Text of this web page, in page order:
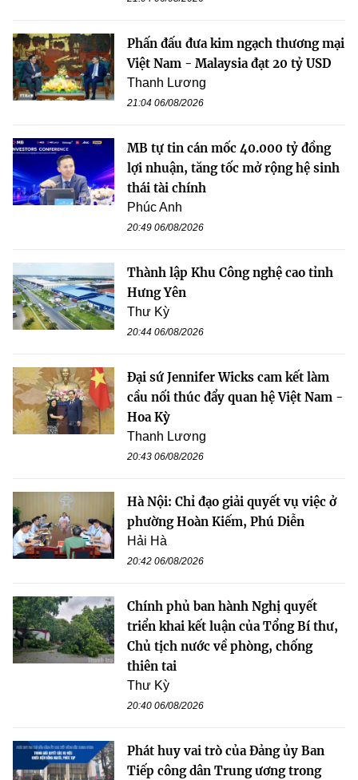
Phấn đấu đưa kim ngạch thương mại
Việt Nam - Malaysia đạt 20 tỷ USD
Thanh Lương
21:04 06/08/2026
MB tự tin cán mốc 40.000 tỷ đồng
lợi nhuận, tăng tốc mở rộng hệ sinh
thái tài chính
Phúc Anh
20:49 06/08/2026
Thành lập Khu Công nghệ cao tỉnh
Hưng Yên
Thư Kỳ
20:44 06/08/2026
Đại sứ Jennifer Wicks cam kết làm
cầu nối thúc đẩy quan hệ Việt Nam -
Hoa Kỳ
Thanh Lương
20:43 06/08/2026
Hà Nội: Chỉ đạo giải quyết vụ việc ở
phường Hoàn Kiếm, Phú Diễn
Hải Hà
20:42 06/08/2026
Chính phủ ban hành Nghị quyết
triển khai kết luận của Tổng Bí thư,
Chủ tịch nước về phòng, chống
thiên tai
Thư Kỳ
20:40 06/08/2026
Phát huy vai trò của Đảng ủy Ban
Tiếp công dân Trung ương trong